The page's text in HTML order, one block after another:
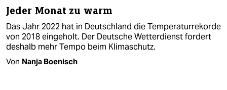
Jeder Monat zu warm
Das Jahr 2022 hat in Deutschland die Temperaturrekorde
von 2018 eingeholt. Der Deutsche Wetterdienst fordert
deshalb mehr Tempo beim Klimaschutz.
Von Nanja Boenisch